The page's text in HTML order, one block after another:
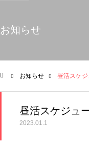
お知らせ
お知らせ 昼活スケ
昼活スケジュ
2023.01.1